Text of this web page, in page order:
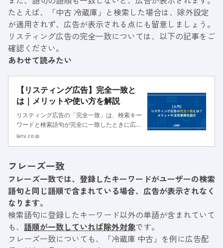
たとえば、「中古 冷蔵庫」と検索した場合は、除外設定
が適用されず、広告が表示される点にも留意しましょう。
リスティング広告の完全一致については、以下の記事をご
確認ください。
あわせて読みたい
【リスティング広告】完全一致と
は｜メリットや使い方を解説
リスティング広告の「完全一致」は、検索キー
ワードと検索語句が完全に一致したときに広告
が配信されるマッチタイプです。完全一致の仕
lany.co.jp
フレーズ一致
フレーズ一致では、登録したキーワードがユーザーの検索
語句と同じ語順で含まれている場合、広告が表示されなく
なります。
検索語句に登録したキーワード以外の単語が含まれていて
も、 語順が一致していれば除外対象です。
フレーズ一致についても、「冷蔵庫 中古」を例に広告配